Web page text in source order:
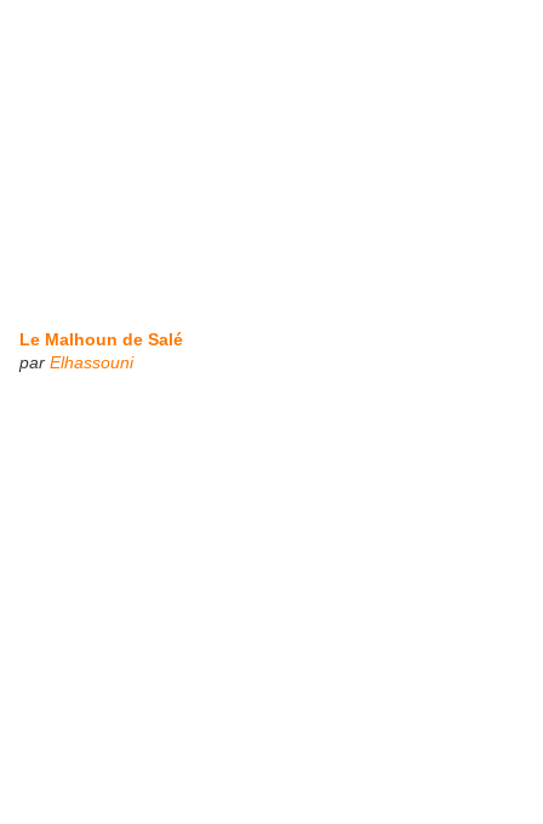
Le Malhoun de Salé
par Elhassouni